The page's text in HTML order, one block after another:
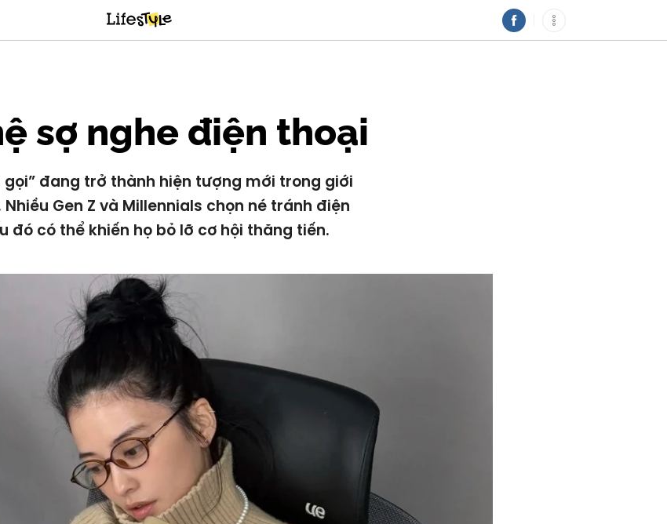
sợ nghe điện thoại
gọi” đang trở thành hiện tượng mới trong giới
Gen Z và Millennials chọn né tránh điện
đó có thể khiến họ bỏ lỡ cơ hội thăng tiến.